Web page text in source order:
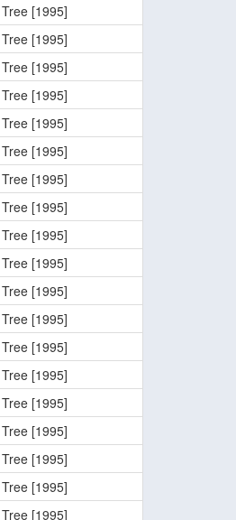
[1995]
[1995]
[1995]
[1995]
[1995]
[1995]
[1995]
[1995]
[1995]
[1995]
[1995]
[1995]
[1995]
[1995]
[1995]
[1995]
[1995]
[1995]
[1995]